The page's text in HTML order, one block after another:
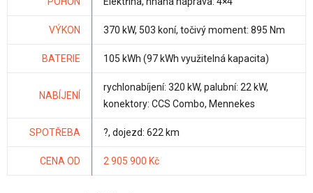
VÝKON 370 kW, 503 koní, točivý moment: 895 Nm
BATERIE 105 kWh (97 kWh využitelná kapacita)
NABÍJENÍ
rychlonabíjení: 320 kW, palubní: 22 kW,
konektory: CCS Combo, Mennekes
SPOTŘEBA ?, dojezd: 622 km
CENA OD 2 905 900 Kč